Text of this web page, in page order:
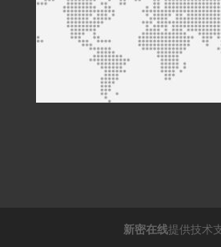
新密在线提供技术